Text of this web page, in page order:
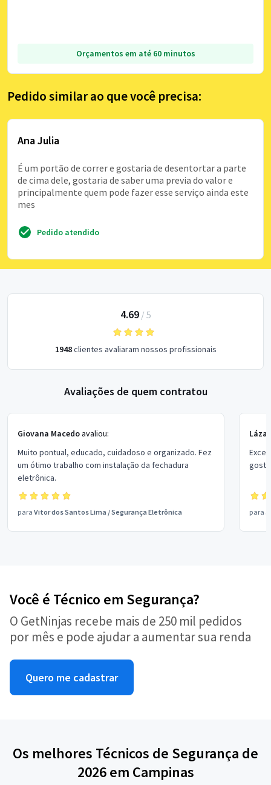
Orçamentos em até 60 minutos
Pedido similar ao que você precisa:
Ana Julia
É um portão de correr e gostaria de desentortar a parte
de cima dele, gostaria de saber uma previa do valor e
principalmente quem pode fazer esse serviço ainda este
mes
Pedido atendido
4.69/ 5
1948clientes avaliaram nossos profissionais
Avaliações de quem contratou
Giovana Macedoavaliou:
Muito pontual, educado, cuidadoso e organizado. Fez
um ótimo trabalho com instalação da fechadura
eletrônica.
para Vitor dos Santos Lima /Segurança Eletrônica para
Você é Técnico em Segurança?
O GetNinjas recebe mais de 250 mil pedidos
por mês e pode ajudar a aumentar sua renda
Quero me cadastrar
Os melhores Técnicos de Segurança de
2026 em Campinas